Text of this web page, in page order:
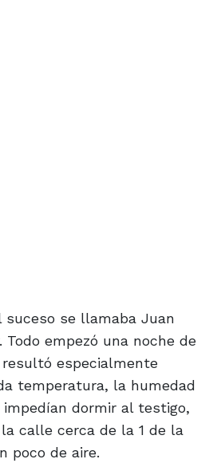
suceso se llamaba Juan
Todo empezó una noche de
especialmente
temperatura, la humedad
dormir al testigo,
calle cerca de la 1 de la
poco de aire.